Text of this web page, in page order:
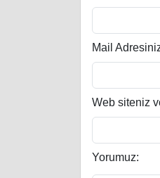
Mail
Web siteniz
Yorumuz: